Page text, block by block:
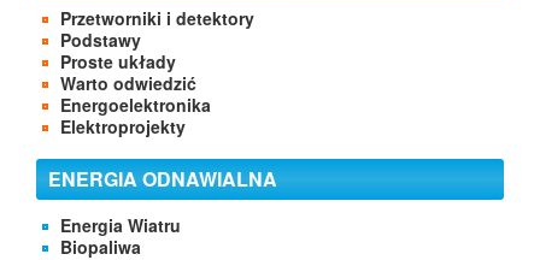
Przetworniki i detektory
Podstawy
Proste układy
Warto odwiedzić
Energoelektronika
Elektroprojekty
ENERGIA ODNAWIALNA
Energia Wiatru
Biopaliwa